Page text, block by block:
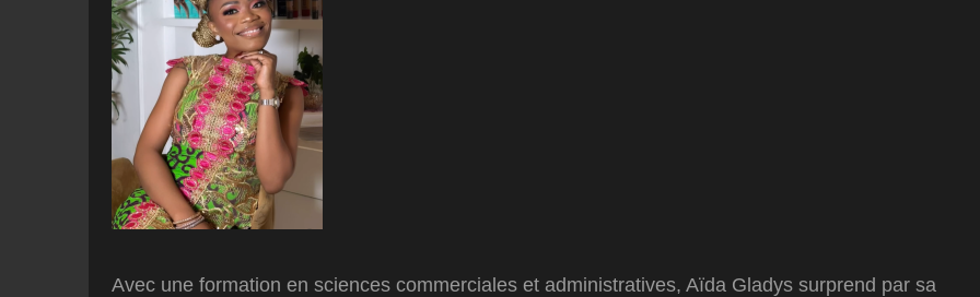
Avec une formation en sciences commerciales et administratives, Aïda Gladys surprend par sa